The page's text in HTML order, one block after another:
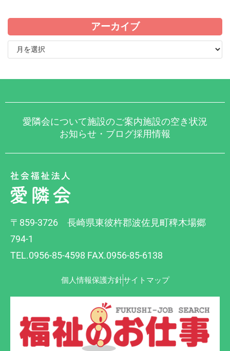
アーカイブ
愛隣会について施設のご案内施設の空き状況
お知らせ・ブログ採用情報
〒859-3726 長崎県東彼杵郡波佐見町稗木場郷
794-1
TEL.0956-85-4598 FAX.0956-85-6138
個人情報保護方針サイトマップ